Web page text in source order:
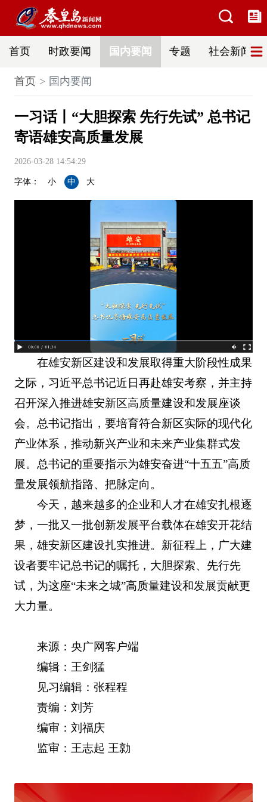
首页 时政要闻 国内要闻 专题 社会新闻
首页 国内要闻
一习话丨“大胆探索 先行先试” 总书记
寄语雄安高质量发展
2026-03-28 14:54:29
字体： 小 中 大
在雄安新区建设和发展取得重大阶段性成果
之际，习近平总书记近日再赴雄安考察，并主持
召开深入推进雄安新区高质量建设和发展座谈
会。总书记指出，要培育符合新区实际的现代化
产业体系，推动新兴产业和未来产业集群式发
展。总书记的重要指示为雄安奋进“十五五”高质
量发展领航指路、把脉定向。
今天，越来越多的企业和人才在雄安扎根逐
梦，一批又一批创新发展平台载体在雄安开花结
果，雄安新区建设扎实推进。新征程上，广大建
设者要牢记总书记的嘱托，大胆探索、先行先
试，为这座“未来之城”高质量建设和发展贡献更
大力量。
来源：央广网客户端
编辑：王剑猛
见习编辑：张程程
责编：刘芳
编审：刘福庆
监审：王志起 王勍